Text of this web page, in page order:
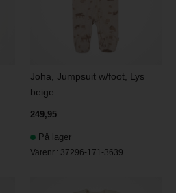
Joha, Jumpsuit w/foot, Lys
beige
249,95
På lager
Varenr.: 37296-171-3639